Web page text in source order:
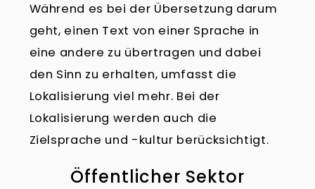
Während es bei der Übersetzung darum
geht, einen Text von einer Sprache in
eine andere zu übertragen und dabei
den Sinn zu erhalten, umfasst die
Lokalisierung viel mehr. Bei der
Lokalisierung werden auch die
Zielsprache und -kultur berücksichtigt.
Öffentlicher Sektor